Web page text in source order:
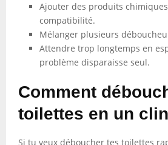
Ajouter des produits
compatibilité.
Mélanger plusieurs
Attendre trop longtemps en
problème disparaisse seul.
Comment
toilettes en un
Si tu veux déboucher tes toilettes